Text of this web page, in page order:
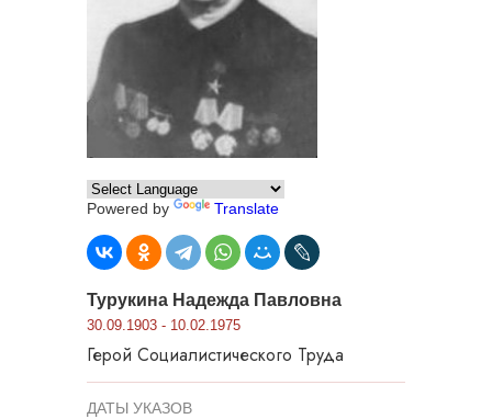
Powered by Translate
Турукина Надежда Павловна
30.09.1903 - 10.02.1975
Герой Социалистического Труда
ДАТЫ УКАЗОВ